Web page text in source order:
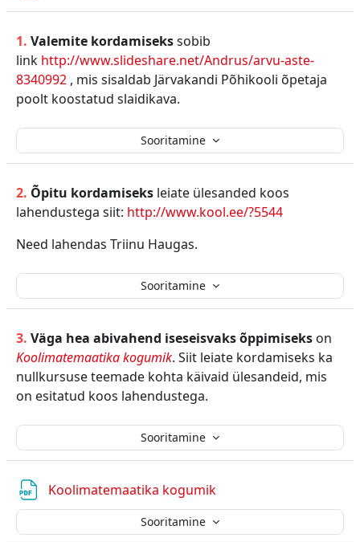
Sooritamine
1. Valemite kordamisekssobib
link http://www.slideshare.net/Andrus/arvu-aste-
8340992 , mis sisaldab Järvakandi Põhikooli õpetaja
poolt koostatud slaidikava.
Sooritamine
2. Õpitu kordamiseks leiate ülesanded koos
lahendustega siit: http://www.kool.ee/?5544
Need lahendas Triinu Haugas.
Sooritamine
3. Väga hea abivahend iseseisvaks õppimiseks on
Koolimatemaatika kogumik. Siit leiate kordamiseks ka
nullkursuse teemade kohta käivaid ülesandeid, mis
on esitatud koos lahendustega.
Koolimatemaatika kogumik
Sooritamine